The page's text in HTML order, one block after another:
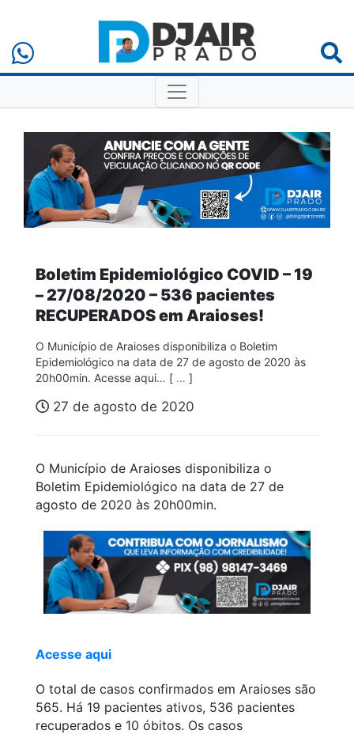
Boletim Epidemiológico COVID – 19
– 27/08/2020 – 536 pacientes
RECUPERADOS em Araioses!
O Município de Araioses disponibiliza o Boletim
Epidemiológico na data de 27 de agosto de 2020 às
20h00min. Acesse aqui… [ … ]
27 de agosto de 2020
O Município de Araioses disponibiliza o
Boletim Epidemiológico na data de 27 de
agosto de 2020 às 20h00min.
Acesse aqui
O total de casos confirmados em Araioses são
565. Há 19 pacientes ativos, 536 pacientes
recuperados e 10 óbitos. Os casos